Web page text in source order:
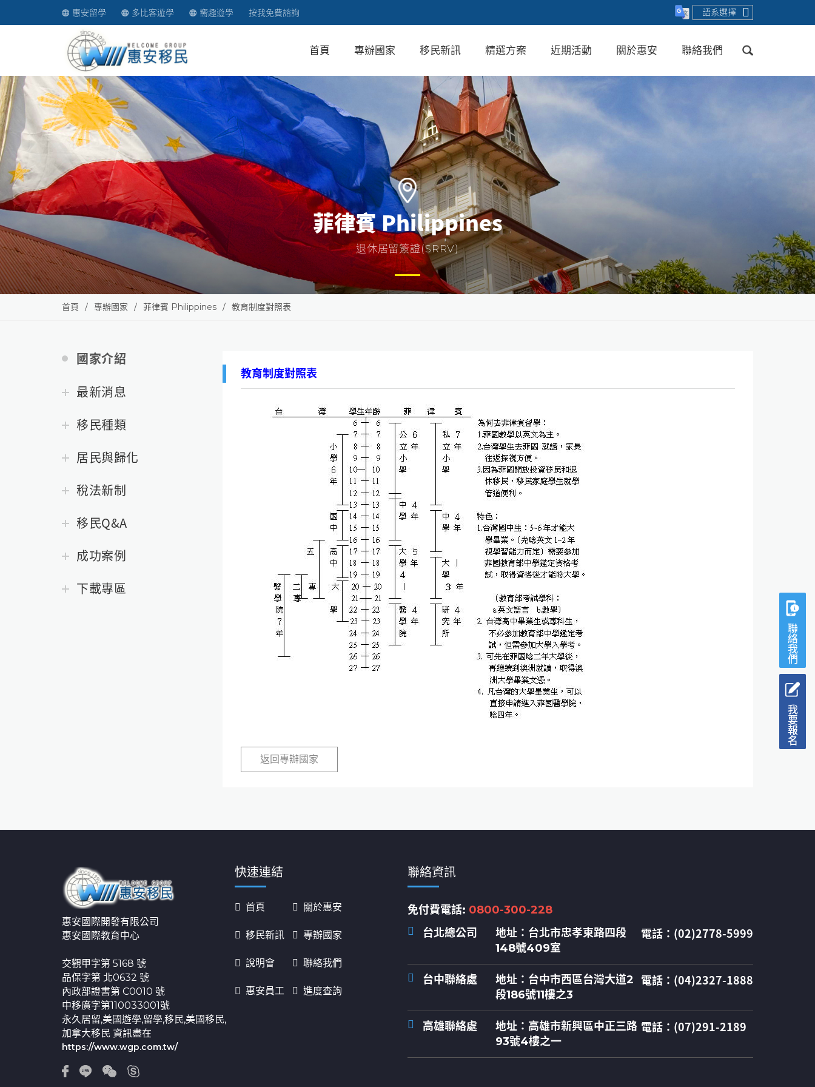
惠安留學 多比客遊學 嚮趣遊學 按我免費諮詢 語系選擇
首頁 專辦國家 移民新訊 精選方案 近期活動 關於惠安 聯絡我們
送出
菲律賓 Philippines
退休居留簽證(SRRV)
首頁 專辦國家 菲律賓 Philippines 教育制度對照表
國家介紹
最新消息
移民種類
居民與歸化
稅法新制
移民Q&A
成功案例
下載專區
教育制度對照表
返回專辦國家
聯絡我們
我要報名
惠安國際開發有限公司
惠安國際教育中心
交觀甲字第 5168 號
品保字第 北0632 號
內政部證書第 C0010 號
中移廣字第110033001號
永久居留,美國遊學,留學,移民,美國移民,
加拿大移民 資訊盡在
https://www.wgp.com.tw/
快速連結
首頁
移民新訊
說明會
惠安員工
關於惠安
專辦國家
聯絡我們
進度查詢
聯絡資訊
免付費電話: 0800-300-228
台北總公司
地址： 台北市忠孝東路四段
148號409室
電話：(02)2778-5999
台中聯絡處 地址： 台中市西區台灣大道2
段186號11樓之3
電話：(04)2327-1888
高雄聯絡處 地址： 高雄市新興區中正三路
93號4樓之一
電話：(07)291-2189